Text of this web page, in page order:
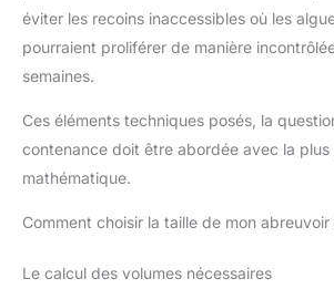
éviter les recoins inaccessibles où les
pourraient proliférer de manière
semaines.
Ces éléments techniques posés, la
contenance doit être abordée avec la
mathématique.
Comment choisir la taille de mon abreuvoir
Le calcul des volumes nécessaires